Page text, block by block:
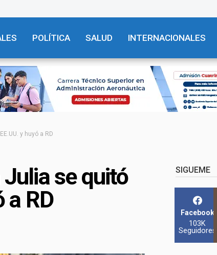
POLÍTICA SALUD INTERNACIONALES
y huyó a RD
se quitó
a RD
SIGUEME
Facebook
103K
Seguidores